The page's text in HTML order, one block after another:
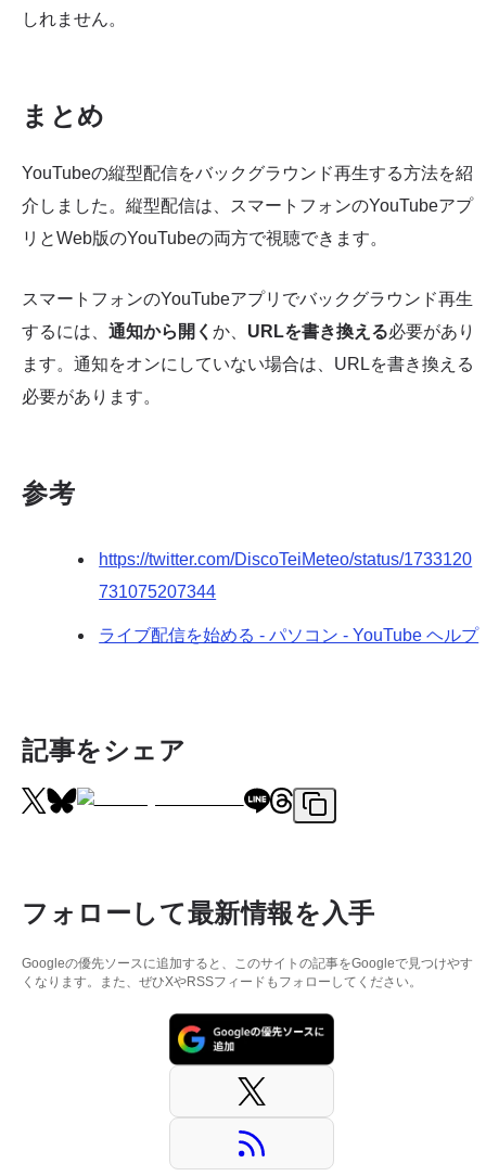
しれません。
まとめ
YouTubeの縦型配信をバックグラウンド再生する方法を紹
介しました。縦型配信は、スマートフォンのYouTubeアプ
リとWeb版のYouTubeの両方で視聴できます。
スマートフォンのYouTubeアプリでバックグラウンド再生
するには、 通知から開く か、 URLを書き換える必要があり
ます。通知をオンにしていない場合は、URLを書き換える
必要があります。
参考
https://twitter.com/DiscoTeiMeteo/status/1733120
731075207344
ライブ配信を始める - パソコン - YouTube ヘルプ
記事をシェア
フォローして最新情報を入手
Googleの優先ソースに追加すると、このサイトの記事をGoogleで見つけやす
くなります。また、ぜひXやRSSフィードもフォローしてください。